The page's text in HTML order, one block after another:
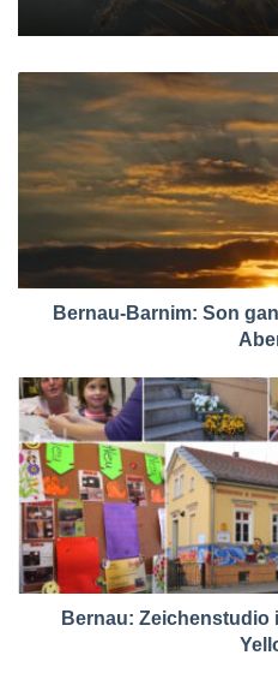
Bernau-Barnim: Son
Bernau: